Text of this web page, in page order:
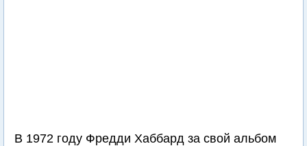
В 1972 году Фредди Хаббард за свой альбом